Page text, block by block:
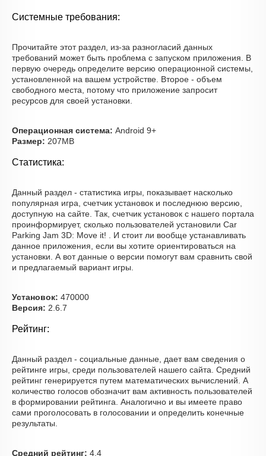
Системные требования:
Прочитайте этот раздел, из-за разногласий данных
требований может быть проблема с запуском приложения. В
первую очередь определите версию операционной системы,
установленной на вашем устройстве. Второе - объем
свободного места, потому что приложение запросит
ресурсов для своей установки.
Операционная система: Android 9+
Размер: 207MB
Статистика:
Данный раздел - статистика игры, показывает насколько
популярная игра, счетчик установок и последнюю версию,
доступную на сайте. Так, счетчик установок с нашего портала
проинформирует, сколько пользователей установили Car
Parking Jam 3D: Move it! . И стоит ли вообще устанавливать
данное приложения, если вы хотите ориентироваться на
установки. А вот данные о версии помогут вам сравнить свой
и предлагаемый вариант игры.
Установок: 470000
Версия: 2.6.7
Рейтинг:
Данный раздел - социальные данные, дает вам сведения о
рейтинге игры, среди пользователей нашего сайта. Средний
рейтинг генерируется путем математических вычислений. А
количество голосов обозначит вам активность пользователей
в формировании рейтинга. Аналогично и вы имеете право
сами проголосовать в голосовании и определить конечные
результаты.
Средний рейтинг: 4.4